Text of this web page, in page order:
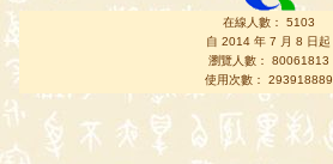
在線人數： 5103
自 2014 年 7 月 8 日起
瀏覽人數： 80061813
使用次數： 293918889